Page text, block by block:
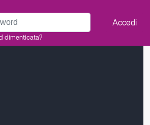
dimenticata?
Accedi